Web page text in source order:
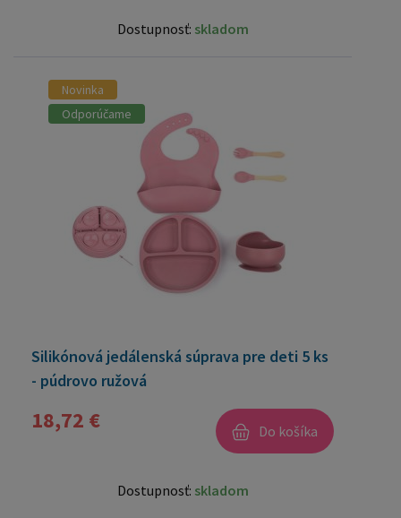
Dostupnosť: skladom
Novinka
Odporúčame
Silikónová jedálenská súprava pre deti 5 ks
- púdrovo ružová
18,72 € Do košíka
Dostupnosť: skladom